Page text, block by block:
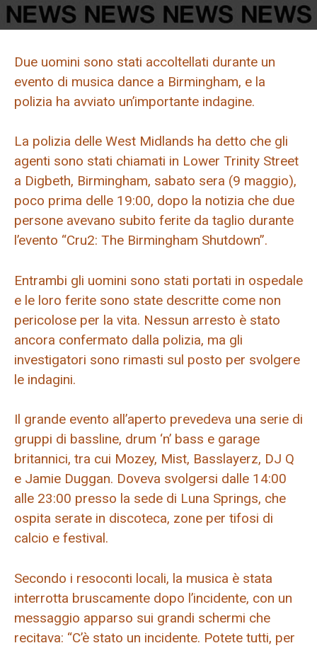
Due uomini sono stati accoltellati durante un
evento di musica dance a Birmingham, e la
polizia ha avviato un’importante indagine.
La polizia delle West Midlands ha detto che gli
agenti sono stati chiamati in Lower Trinity Street
a Digbeth, Birmingham, sabato sera (9 maggio),
poco prima delle 19:00, dopo la notizia che due
persone avevano subito ferite da taglio durante
l’evento “Cru2: The Birmingham Shutdown”.
Entrambi gli uomini sono stati portati in ospedale
e le loro ferite sono state descritte come non
pericolose per la vita. Nessun arresto è stato
ancora confermato dalla polizia, ma gli
investigatori sono rimasti sul posto per svolgere
le indagini.
Il grande evento all’aperto prevedeva una serie di
gruppi di bassline, drum ‘n’ bass e garage
britannici, tra cui Mozey, Mist, Basslayerz, DJ Q
e Jamie Duggan. Doveva svolgersi dalle 14:00
alle 23:00 presso la sede di Luna Springs, che
ospita serate in discoteca, zone per tifosi di
calcio e festival.
Secondo i resoconti locali, la musica è stata
interrotta bruscamente dopo l’incidente, con un
messaggio apparso sui grandi schermi che
recitava: “C’è stato un incidente. Potete tutti, per